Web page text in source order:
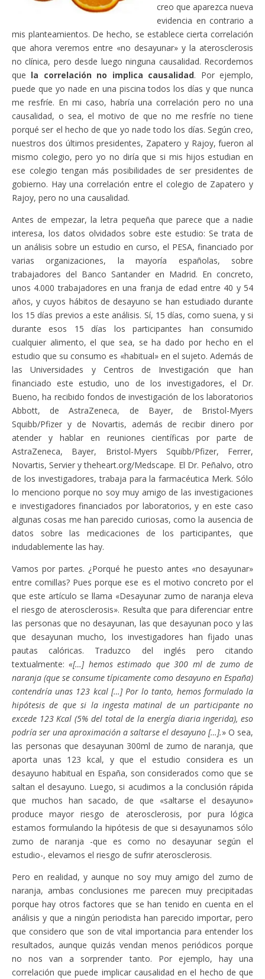
creo que aparezca nueva
evidencia en contrario a
mis planteamientos. De hecho, se establece cierta correlación
que ahora veremos entre «no desayunar» y la aterosclerosis
no clínica, pero desde luego ninguna causalidad. Recordemos
que la correlación no implica causalidad. Por ejemplo,
puede que yo nade en una piscina todos los días y que nunca
me resfríe. En mi caso, habría una correlación pero no una
causalidad, o sea, el motivo de que no me resfríe no tiene
porqué ser el hecho de que yo nade todo los días. Según creo,
nuestros dos últimos presidentes, Zapatero y Rajoy, fueron al
mismo colegio, pero yo no diría que si mis hijos estudian en
ese colegio tengan más posibilidades de ser presidentes de
gobierno. Hay una correlación entre el colegio de Zapatero y
Rajoy, pero no una causalidad.
Antes de empezar, la letra pequeña que parece que a nadie
interesa, los datos olvidados sobre este estudio: Se trata de
un análisis sobre un estudio en curso, el PESA, financiado por
varias organizaciones, la mayoría españolas, sobre
trabajadores del Banco Santander en Madrid. En concreto,
unos 4.000 trabajadores en una franja de edad entre 40 y 54
años, y cuyos hábitos de desayuno se han estudiado durante
los 15 días previos a este análisis. Sí, 15 días, como suena, y si
durante esos 15 días los participantes han consumido
cualquier alimento, el que sea, se ha dado por hecho en el
estudio que su consumo es «habitual» en el sujeto. Además de
las Universidades y Centros de Investigación que han
financiado este estudio, uno de los investigadores, el Dr.
Bueno, ha recibido fondos de investigación de los laboratorios
Abbott, de AstraZeneca, de Bayer, de Bristol-Myers
Squibb/Pfizer y de Novartis, además de recibir dinero por
atender y hablar en reuniones científicas por parte de
AstraZeneca, Bayer, Bristol-Myers Squibb/Pfizer, Ferrer,
Novartis, Servier y theheart.org/Medscape. El Dr. Peñalvo, otro
de los investigadores, trabaja para la farmacéutica Merk. Sólo
lo menciono porque no soy muy amigo de las investigaciones
e investigadores financiados por laboratorios, y en este caso
algunas cosas me han parecido curiosas, como la ausencia de
datos sobre las medicaciones de los participantes, que
indudablemente las hay.
Vamos por partes. ¿Porqué he puesto antes «no desayunar»
entre comillas? Pues porque ese es el motivo concreto por el
que este artículo se llama «Desayunar zumo de naranja eleva
el riesgo de aterosclerosis». Resulta que para diferenciar entre
las personas que no desayunan, las que desayunan poco y las
que desayunan mucho, los investigadores han fijado unas
pautas calóricas. Traduzco del inglés pero citando
textualmente:«[…] hemos estimado que 300 ml de zumo de
naranja (que se consume típicamente como desayuno en España)
contendría unas 123 kcal […] Por lo tanto, hemos formulado la
hipótesis de que si la ingesta matinal de un participante no
excede 123 Kcal (5% del total de la energía diaria ingerida), eso
podría ser una aproximación a saltarse el desayuno […].» O sea,
las personas que desayunan 300ml de zumo de naranja, que
aporta unas 123 kcal, y que el estudio considera es un
desayuno habitual en España, son considerados como que se
saltan el desayuno. Luego, si acudimos a la conclusión rápida
que muchos han sacado, de que «saltarse el desayuno»
produce mayor riesgo de aterosclerosis, por pura lógica
estamos formulando la hipótesis de que si desayunamos sólo
zumo de naranja -que es como no desayunar según el
estudio-, elevamos el riesgo de sufrir aterosclerosis.
Pero en realidad, y aunque no soy muy amigo del zumo de
naranja, ambas conclusiones me parecen muy precipitadas
porque hay otros factores que se han tenido en cuenta en el
análisis y que a ningún periodista han parecido importar, pero
que considero que son de vital importancia para entender los
resultados, aunque quizás vendan menos periódicos porque
no nos van a sorprender tanto. Por ejemplo, hay una
correlación que puede implicar causalidad en el hecho de que